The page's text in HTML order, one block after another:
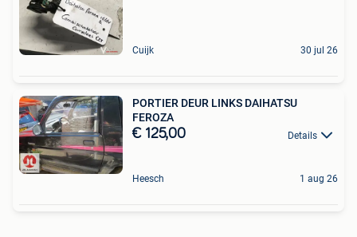
Cuijk 30 jul 26
PORTIER DEUR LINKS DAIHATSU
FEROZA
€ 125,00 Details
Heesch 1 aug 26